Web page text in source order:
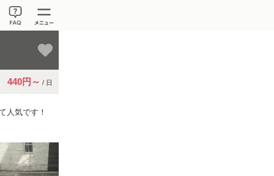
440円～ / 日
人気です！